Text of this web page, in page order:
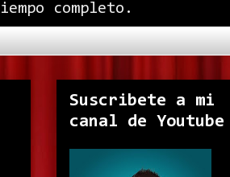
completo.
Suscribete a mi
canal de Youtube